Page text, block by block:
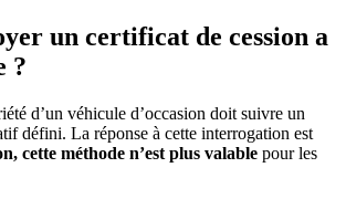
un certificat de cession a
?
d’un véhicule d’occasion doit suivre un
défini. La réponse à cette interrogation est
cette méthode n’est plus valable pour les